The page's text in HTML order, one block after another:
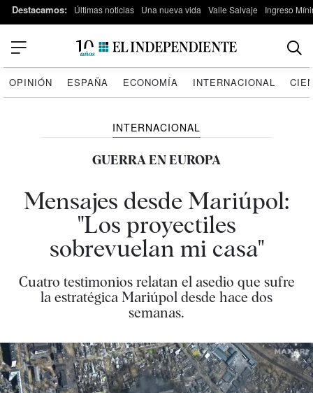
Destacamos: Últimas noticias Una nueva vida Valle Salvaje Ingreso
OPINIÓN ESPAÑA ECONOMÍA INTERNACIONAL
INTERNACIONAL
GUERRA EN EUROPA
Mensajes desde Mariúpol:
"Los proyectiles
sobrevuelan mi casa"
Cuatro testimonios relatan el asedio que sufre
la estratégica Mariúpol desde hace dos
semanas.